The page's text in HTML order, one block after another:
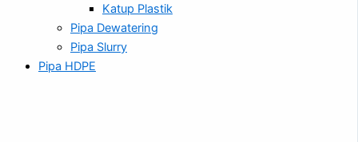
Katup Plastik
Pipa Dewatering
Pipa Slurry
Pipa HDPE